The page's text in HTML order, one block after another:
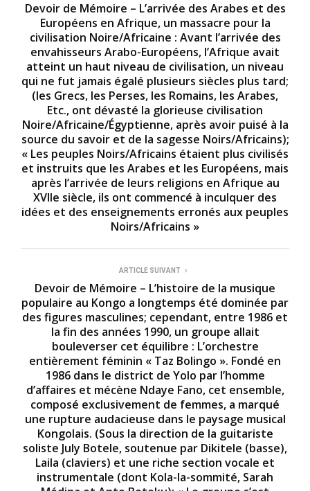
Devoir de Mémoire – L’arrivée des Arabes et des
Européens en Afrique, un massacre pour la
civilisation Noire/Africaine : Avant l’arrivée des
envahisseurs Arabo-Européens, l’Afrique avait
atteint un haut niveau de civilisation, un niveau
qui ne fut jamais égalé plusieurs siècles plus tard;
(les Grecs, les Perses, les Romains, les Arabes,
Etc., ont dévasté la glorieuse civilisation
Noire/Africaine/Égyptienne, après avoir puisé à la
source du savoir et de la sagesse Noirs/Africains);
« Les peuples Noirs/Africains étaient plus civilisés
et instruits que les Arabes et les Européens, mais
après l’arrivée de leurs religions en Afrique au
XVIIe siècle, ils ont commencé à inculquer des
idées et des enseignements erronés aux peuples
Noirs/Africains »
ARTICLE SUIVANT
Devoir de Mémoire – L’histoire de la musique
populaire au Kongo a longtemps été dominée par
des figures masculines; cependant, entre 1986 et
la fin des années 1990, un groupe allait
bouleverser cet équilibre : L’orchestre
entièrement féminin « Taz Bolingo ». Fondé en
1986 dans le district de Yolo par l’homme
d’affaires et mécène Ndaye Fano, cet ensemble,
composé exclusivement de femmes, a marqué
une rupture audacieuse dans le paysage musical
Kongolais. (Sous la direction de la guitariste
soliste July Botele, soutenue par Dikitele (basse),
Laila (claviers) et une riche section vocale et
instrumentale (dont Kola-la-sommité, Sarah